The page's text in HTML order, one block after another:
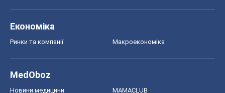
Економіка
Ринки та компанії Макроекономіка
MedOboz
Новини медицини MAMACLUB